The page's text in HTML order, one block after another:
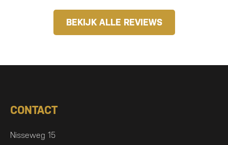
BEKIJK ALLE REVIEWS
CONTACT
Nisseweg 15